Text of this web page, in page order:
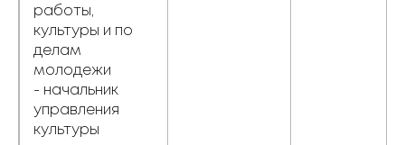
работы,
культуры и по
делам
молодежи
- начальник
управления
культуры